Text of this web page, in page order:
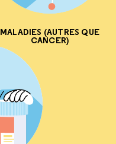
MALADIES (AUTRES QUE
CANCER)